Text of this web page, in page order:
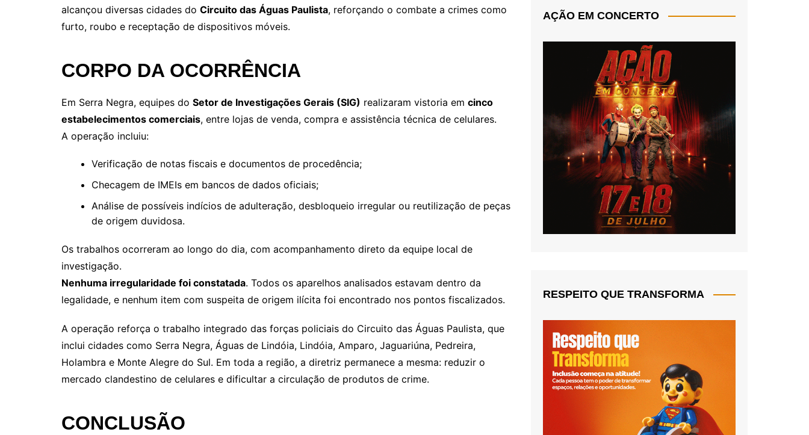
alcançou diversas cidades do Circuito das Águas Paulista, reforçando o combate a crimes como
furto, roubo e receptação de dispositivos móveis.
CORPO DA OCORRÊNCIA
Em Serra Negra, equipes do Setor de Investigações Gerais (SIG) realizaram vistoria em cinco
estabelecimentos comerciais, entre lojas de venda, compra e assistência técnica de celulares.
A operação incluiu:
Verificação de notas fiscais e documentos de procedência;
Checagem de IMEIs em bancos de dados oficiais;
Análise de possíveis indícios de adulteração, desbloqueio irregular ou reutilização de peças
de origem duvidosa.
Os trabalhos ocorreram ao longo do dia, com acompanhamento direto da equipe local de
investigação.
Nenhuma irregularidade foi constatada. Todos os aparelhos analisados estavam dentro da
legalidade, e nenhum item com suspeita de origem ilícita foi encontrado nos pontos fiscalizados.
A operação reforça o trabalho integrado das forças policiais do Circuito das Águas Paulista, que
inclui cidades como Serra Negra, Águas de Lindóia, Lindóia, Amparo, Jaguariúna, Pedreira,
Holambra e Monte Alegre do Sul. Em toda a região, a diretriz permanece a mesma: reduzir o
mercado clandestino de celulares e dificultar a circulação de produtos de crime.
CONCLUSÃO
AÇÃO EM CONCERTO
RESPEITO QUE TRANSFORMA